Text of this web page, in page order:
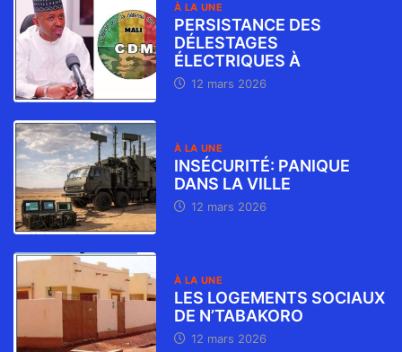
À LA UNE
PERSISTANCE DES
DÉLESTAGES
ÉLECTRIQUES À
12 mars 2026
À LA UNE
INSÉCURITÉ: PANIQUE
DANS LA VILLE
12 mars 2026
À LA UNE
LES LOGEMENTS SOCIAUX
DE N’TABAKORO
12 mars 2026